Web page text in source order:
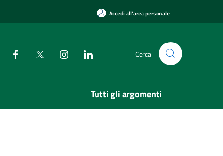
Accedi all'area personale
Cerca
Tutti gli argomenti